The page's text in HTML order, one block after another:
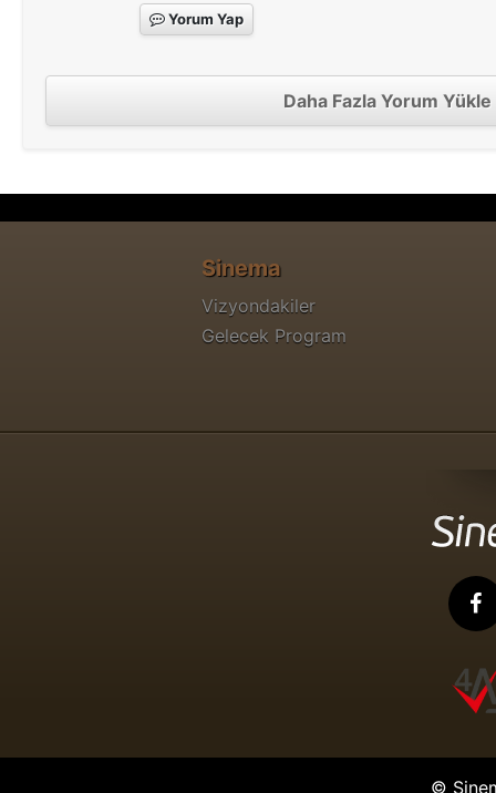
Yorum Yap
Daha Fazla Yorum Yükle
Sinema
Vizyondakiler
Gelecek Program
©